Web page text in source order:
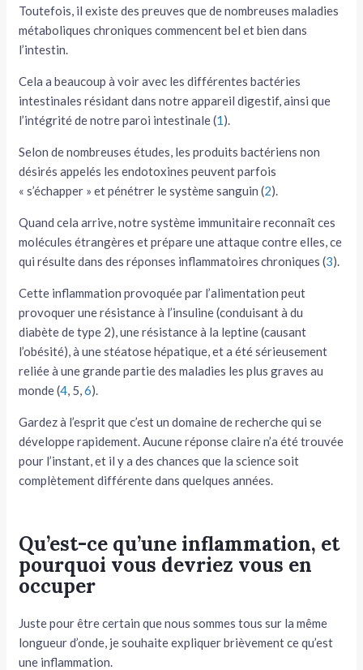
Toutefois, il existe des preuves que de nombreuses maladies
métaboliques chroniques commencent bel et bien dans
l’intestin.
Cela a beaucoup à voir avec les différentes bactéries
intestinales résidant dans notre appareil digestif, ainsi que
l’intégrité de notre paroi intestinale (1).
Selon de nombreuses études, les produits bactériens non
désirés appelés les endotoxines peuvent parfois
« s’échapper » et pénétrer le système sanguin (2).
Quand cela arrive, notre système immunitaire reconnaît ces
molécules étrangères et prépare une attaque contre elles, ce
qui résulte dans des réponses inflammatoires chroniques (3).
Cette inflammation provoquée par l’alimentation peut
provoquer une résistance à l’insuline (conduisant à du
diabète de type 2), une résistance à la leptine (causant
l’obésité), à une stéatose hépatique, et a été sérieusement
reliée à une grande partie des maladies les plus graves au
monde (4, 5,6).
Gardez à l’esprit que c’est un domaine de recherche qui se
développe rapidement. Aucune réponse claire n’a été trouvée
pour l’instant, et il y a des chances que la science soit
complètement différente dans quelques années.
Qu’est-ce qu’une inflammation, et
pourquoi vous devriez vous en
occuper
Juste pour être certain que nous sommes tous sur la même
longueur d’onde, je souhaite expliquer brièvement ce qu’est
une inflammation.